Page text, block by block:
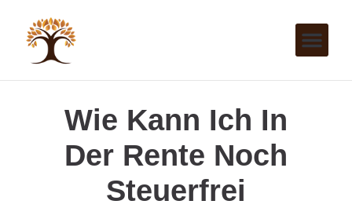
Wie Kann Ich In
Der Rente Noch
Steuerfrei